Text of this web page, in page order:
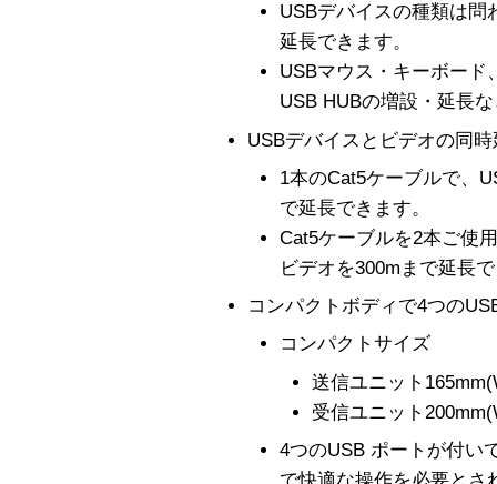
USBデバイスの種類は問
延長できます。
USBマウス・キーボード
USB HUBの増設・延長
USBデバイスとビデオの同
1本のCat5ケーブルで、
で延長できます。
Cat5ケーブルを2本ご使
ビデオを300mまで延長
コンパクトボディで4つの
コンパクトサイズ
送信ユニット
受信ユニット
4つのUSB ポートが付い